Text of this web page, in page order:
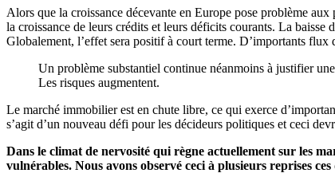
Alors que la croissance décevante en Europe pose problème
la croissance de leurs crédits et leurs déficits courants. La
Globalement, l’effet sera positif à court terme. D’importants flux
Un problème substantiel continue néanmoins à justifier
Les risques augmentent.
Le marché immobilier est en chute libre, ce qui exerce
s’agit d’un nouveau défi pour les décideurs politiques et ceci
Dans le climat de nervosité qui règne actuellement sur les
vulnérables. Nous avons observé ceci à plusieurs reprises